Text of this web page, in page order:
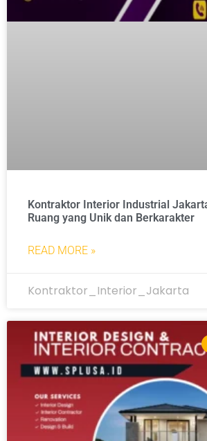
Kontraktor Interior Industrial
Ruang yang Unik dan Berkarakter
READ MORE »
Kontraktor_Interior_Jakarta